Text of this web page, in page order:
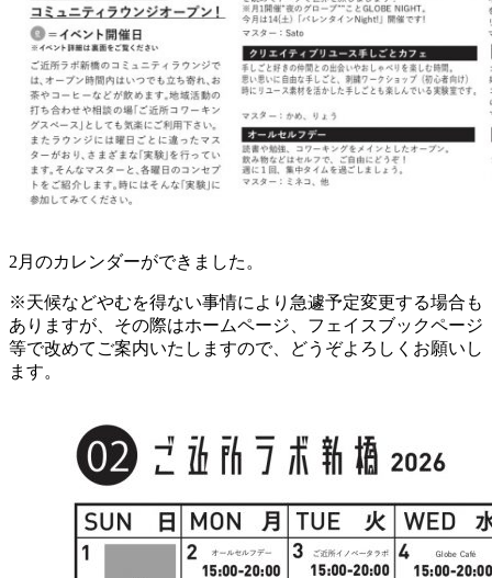
2月のカレンダーができました。
※天候などやむを得ない事情により急遽予定変更する場合も
ありますが、その際はホームページ、フェイスブックページ
等で改めてご案内いたしますので、どうぞよろしくお願いし
ます。